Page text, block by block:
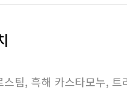
팀, 흑해 카스타모누, 트